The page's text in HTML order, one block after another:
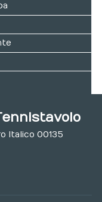
Italico 00135